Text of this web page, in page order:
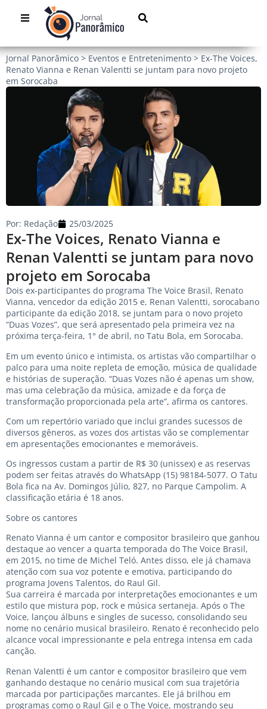
Jornal Panorâmico > Eventos e Entretenimento > Ex-The Voices,
Renato Vianna e Renan Valentti se juntam para novo projeto
em Sorocaba
Ex-The Voices, Renato Vianna e
Renan Valentti se juntam para novo
projeto em Sorocaba
Por: Redação 25/03/2025
Dois ex-participantes do programa The Voice Brasil, Renato
Vianna, vencedor da edição 2015 e, Renan Valentti, sorocabano
participante da edição 2018, se juntam para o novo projeto
“Duas Vozes”, que será apresentado pela primeira vez na
próxima terça-feira, 1° de abril, no Tatu Bola, em Sorocaba.
Em um evento único e intimista, os artistas vão compartilhar o
palco para uma noite repleta de emoção, música de qualidade
e histórias de superação. “Duas Vozes não é apenas um show,
mas uma celebração da música, amizade e da força de
transformação proporcionada pela arte”, afirma os cantores.
Com um repertório variado que inclui grandes sucessos de
diversos gêneros, as vozes dos artistas vão se complementar
em apresentações emocionantes e memoráveis.
Os ingressos custam a partir de R$ 30 (unissex) e as reservas
podem ser feitas através do WhatsApp (15) 98184-5077. O Tatu
Bola fica na Av. Domingos Júlio, 827, no Parque Campolim. A
classificação etária é 18 anos.
Sobre os cantores
Renato Vianna é um cantor e compositor brasileiro que ganhou
destaque ao vencer a quarta temporada do The Voice Brasil,
em 2015, no time de Michel Teló. Antes disso, ele já chamava
atenção com sua voz potente e emotiva, participando do
programa Jovens Talentos, do Raul Gil.
Sua carreira é marcada por interpretações emocionantes e um
estilo que mistura pop, rock e música sertaneja. Após o The
Voice, lançou álbuns e singles de sucesso, consolidando seu
nome no cenário musical brasileiro. Renato é reconhecido pelo
alcance vocal impressionante e pela entrega intensa em cada
canção.
Renan Valentti é um cantor e compositor brasileiro que vem
ganhando destaque no cenário musical com sua trajetória
marcada por participações marcantes. Ele já brilhou em
programas como o Raul Gil e o The Voice, mostrando seu